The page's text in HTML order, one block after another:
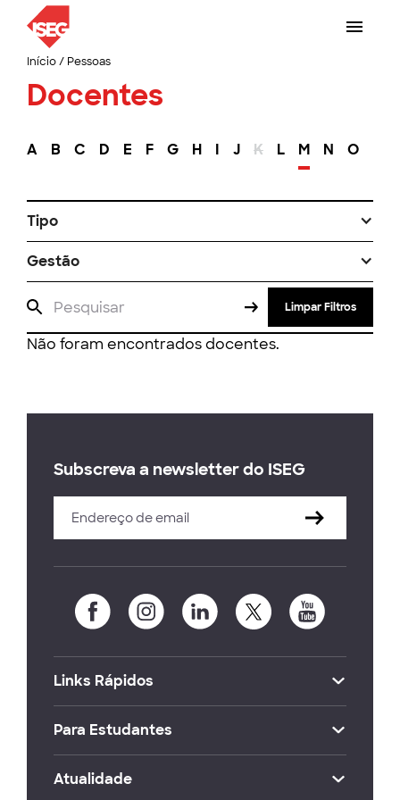
Início/ Pessoas
Docentes
A B C D E F G H I J K L M N O
Tipo
Gestão
Limpar Filtros
Não foram encontrados docentes.
Subscreva a newsletter do ISEG
Links Rápidos
Para Estudantes
Atualidade